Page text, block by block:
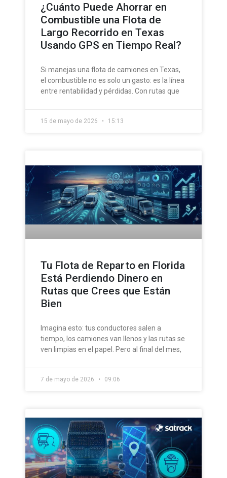
¿Cuánto Puede Ahorrar en
Combustible una Flota de
Largo Recorrido en Texas
Usando GPS en Tiempo Real?
Si manejas una flota de camiones en Texas,
el combustible no es solo un gasto: es la línea
entre rentabilidad y pérdidas. Con rutas que
15 de mayo de 2026 15:13
Tu Flota de Reparto en Florida
Está Perdiendo Dinero en
Rutas que Crees que Están
Bien
Imagina esto: tus conductores salen a
tiempo, los camiones van llenos y las rutas se
ven limpias en el papel. Pero al final del mes,
7 de mayo de 2026 09:06